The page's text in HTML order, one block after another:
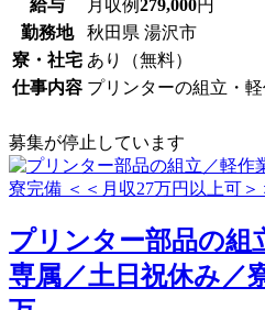
給与 月収例279,000円
勤務地
秋田県 湯沢市
寮・社宅 あり（無料）
仕事内容 プリンターの組立・
募集が停止しています
プリンター部品の組
専属／土日祝休み／